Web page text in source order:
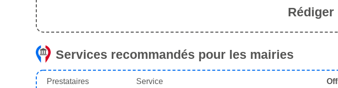
Rédiger
Services recommandés pour les mairies
Prestataires Service